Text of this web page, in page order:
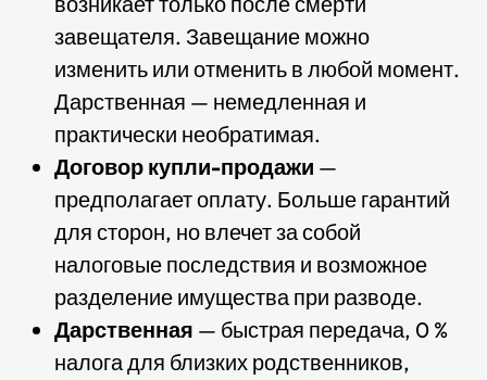
завещателя. Завещание можно
изменить или отменить в любой момент.
Дарственная — немедленная и
практически необратимая.
Договор купли-продажи —
предполагает оплату. Больше гарантий
для сторон, но влечет за собой
налоговые последствия и возможное
разделение имущества при разводе.
Дарственная — быстрая передача, 0 %
налога для близких родственников,